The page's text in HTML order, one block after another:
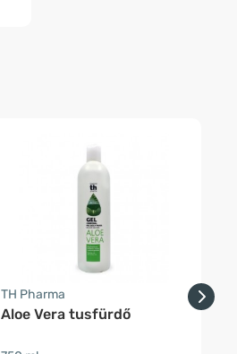
TH Pharma
Aloe Vera tusfürdő